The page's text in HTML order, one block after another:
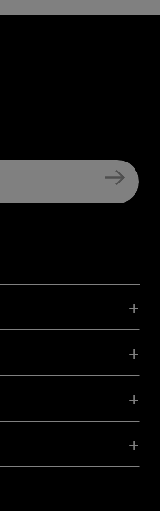
Youtube
TikTok